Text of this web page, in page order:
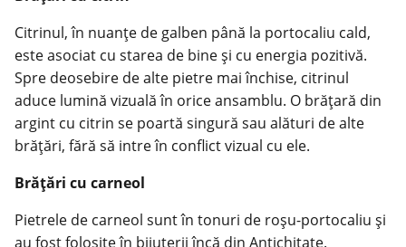
Citrinul, în nuanțe de galben până la portocaliu cald,
este asociat cu starea de bine și cu energia pozitivă.
Spre deosebire de alte pietre mai închise, citrinul
aduce lumină vizuală în orice ansamblu. O brățară din
argint cu citrin se poartă singură sau alături de alte
brățări, fără să intre în conflict vizual cu ele.
Brățări cu carneol
Pietrele de carneol sunt în tonuri de roșu-portocaliu și
au fost folosite în bijuterii încă din Antichitate.